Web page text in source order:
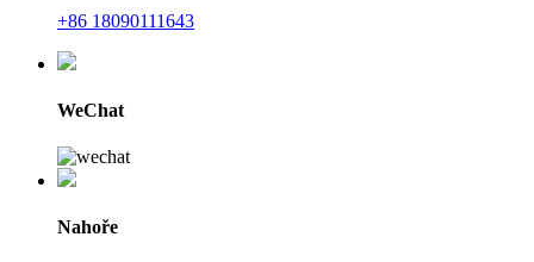
+86 18090111643
WeChat
Nahoře